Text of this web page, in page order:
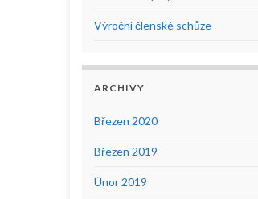
Výroční členské schůze
ARCHIVY
Březen 2020
Březen 2019
Únor 2019